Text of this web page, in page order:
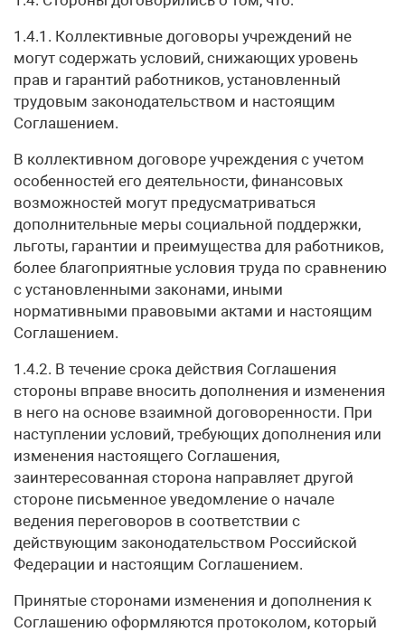
1.4.1. Коллективные договоры учреждений не
могут содержать условий, снижающих уровень
прав и гарантий работников, установленный
трудовым законодательством и настоящим
Соглашением.
В коллективном договоре учреждения с учетом
особенностей его деятельности, финансовых
возможностей могут предусматриваться
дополнительные меры социальной поддержки,
льготы, гарантии и преимущества для работников,
более благоприятные условия труда по сравнению
с установленными законами, иными
нормативными правовыми актами и настоящим
Соглашением.
1.4.2. В течение срока действия Соглашения
стороны вправе вносить дополнения и изменения
в него на основе взаимной договоренности. При
наступлении условий, требующих дополнения или
изменения настоящего Соглашения,
заинтересованная сторона направляет другой
стороне письменное уведомление о начале
ведения переговоров в соответствии с
действующим законодательством Российской
Федерации и настоящим Соглашением.
Принятые сторонами изменения и дополнения к
Соглашению оформляются протоколом, который